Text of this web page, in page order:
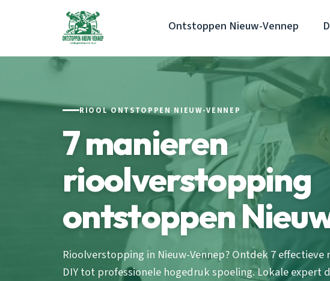
Ontstoppen Nieuw-Vennep
RIOOL ONTSTOPPEN NIEUW-VENNEP
7 manieren
rioolverstopping
ontstoppen
Rioolverstopping in Nieuw-Vennep? Ontdek 7
DIY tot professionele hogedruk spoeling. Lokale expert